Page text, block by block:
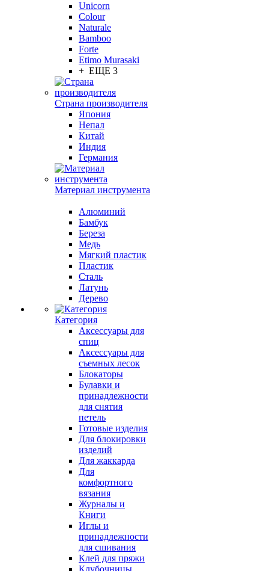
Unicorn
Colour
Naturale
Bamboo
Forte
Etimo Murasaki
+ ЕЩЕ 3
Страна производителя
Япония
Непал
Китай
Индия
Германия
Материал инструмента
Алюминий
Бамбук
Береза
Медь
Мягкий пластик
Пластик
Сталь
Латунь
Дерево
Категория
Аксессуары для
спиц
Аксессуары для
съемных лесок
Блокаторы
Булавки и
принадлежности
для снятия
петель
Готовые изделия
Для блокировки
изделий
Для жаккарда
Для
комфортного
вязания
Журналы и
Книги
Иглы и
принадлежности
для сшивания
Клей для пряжи
Клубочницы